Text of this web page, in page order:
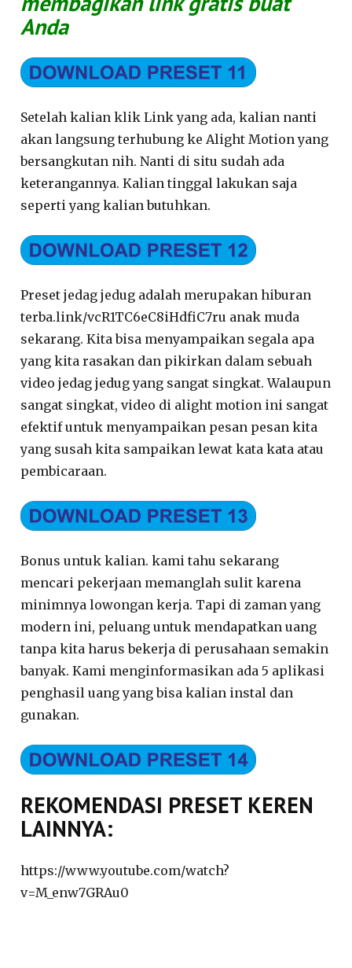
Anda
Setelah kalian klik Link yang ada, kalian nanti
akan langsung terhubung ke Alight Motion yang
bersangkutan nih. Nanti di situ sudah ada
keterangannya. Kalian tinggal lakukan saja
seperti yang kalian butuhkan.
Preset jedag jedug adalah merupakan hiburan
terba.link/vcR1TC6eC8iHdfiC7ru anak muda
sekarang. Kita bisa menyampaikan segala apa
yang kita rasakan dan pikirkan dalam sebuah
video jedag jedug yang sangat singkat. Walaupun
sangat singkat, video di alight motion ini sangat
efektif untuk menyampaikan pesan pesan kita
yang susah kita sampaikan lewat kata kata atau
pembicaraan.
Bonus untuk kalian. kami tahu sekarang
mencari pekerjaan memanglah sulit karena
minimnya lowongan kerja. Tapi di zaman yang
modern ini, peluang untuk mendapatkan uang
tanpa kita harus bekerja di perusahaan semakin
banyak. Kami menginformasikan ada 5 aplikasi
penghasil uang yang bisa kalian instal dan
gunakan.
REKOMENDASI PRESET KEREN
LAINNYA:
https://www.youtube.com/watch?
v=M_enw7GRAu0